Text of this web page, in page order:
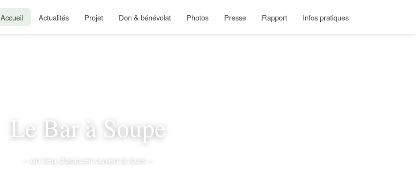
Accueil Actualités Projet Don & bénévolat Photos Presse Rapport Infos pratiques
Le Bar à Soupe
– un lieu d'accueil ouvert à tous –